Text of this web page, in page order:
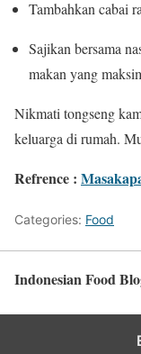
Tambahkan cabai
Sajikan bersama
makan yang
Nikmati tongseng
keluarga di rumah.
Refrence :
Categories: Food
Indonesian Food